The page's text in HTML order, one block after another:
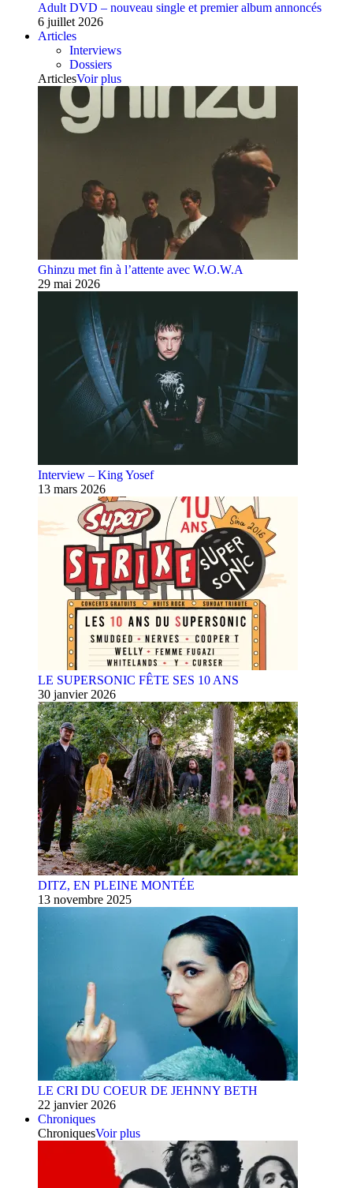
Adult DVD – nouveau single et premier album annoncés
6 juillet 2026
Articles
Interviews
Dossiers
ArticlesVoir plus
Ghinzu met fin à l’attente avec W.O.W.A
29 mai 2026
Interview – King Yosef
13 mars 2026
LE SUPERSONIC FÊTE SES 10 ANS
30 janvier 2026
DITZ, EN PLEINE MONTÉE
13 novembre 2025
LE CRI DU COEUR DE JEHNNY BETH
22 janvier 2026
Chroniques
ChroniquesVoir plus